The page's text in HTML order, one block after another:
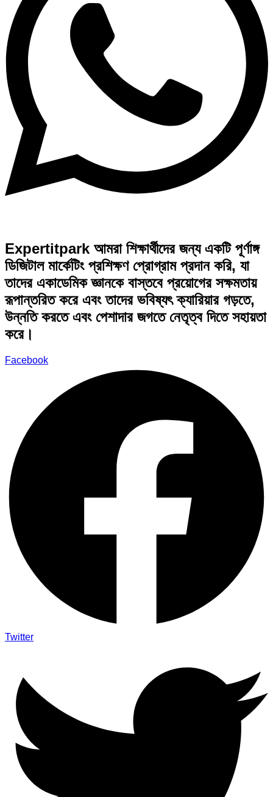
Expertitpark আমরা শিক্ষার্থীদের জন্য একটি পূর্ণাঙ্গ
ডিজিটাল মার্কেটিং প্রশিক্ষণ প্রোগ্রাম প্রদান করি, যা
তাদের একাডেমিক জ্ঞানকে বাস্তবে প্রয়োগের সক্ষমতায়
রূপান্তরিত করে এবং তাদের ভবিষ্যৎ ক্যারিয়ার গড়তে,
উন্নতি করতে এবং পেশাদার জগতে নেতৃত্ব দিতে সহায়তা
করে।
Facebook
Twitter